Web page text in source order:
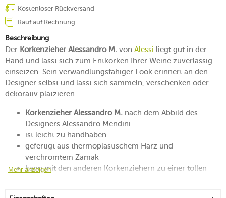
Kostenloser Rückversand
Kauf auf Rechnung
Beschreibung
Der Korkenzieher Alessandro M. von Alessi liegt gut in der
Hand und lässt sich zum Entkorken Ihrer Weine zuverlässig
einsetzen. Sein verwandlungsfähiger Look erinnert an den
Designer selbst und lässt sich sammeln, verschenken oder
dekorativ platzieren.
Korkenzieher Alessandro M. nach dem Abbild des
Designers Alessandro Mendini
ist leicht zu handhaben
gefertigt aus thermoplastischem Harz und
verchromtem Zamak
kann mit den anderen Korkenziehern zu einer tollen
Mehr anzeigen